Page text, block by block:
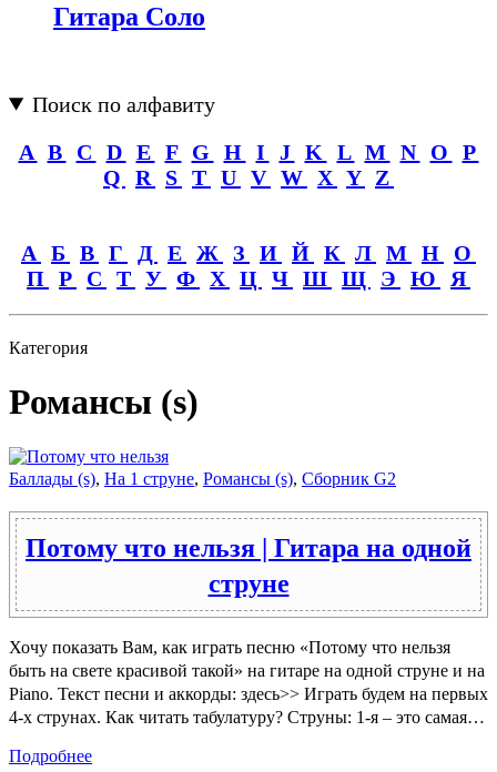
Гитара Соло
Поиск по алфавиту
A B C D E F G H I J K L M N O
P
Q
R S T U V W X Y Z
А Б В Г Д Е Ж З И Й К Л М Н
О
П Р С Т У Ф Х Ц Ч Ш Щ Э Ю Я
Категория
Романсы (s)
Баллады (s), На 1 струне, Романсы (s), Сборник G2
Потому что нельзя | Гитара на одной
струне
Хочу показать Вам, как играть песню «Потому что нельзя
быть на свете красивой такой» на гитаре на одной струне и на
Piano. Текст песни и аккорды: здесь>> Играть будем на первых
4-х струнах. Как читать табулатуру? Струны: 1-я – это самая…
Подробнее